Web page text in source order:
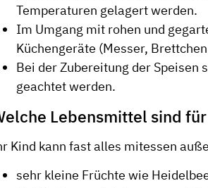
Temperaturen gelagert werden.
Im Umgang mit rohen und
Küchengeräte (Messer,
Bei der Zubereitung der Speisen
geachtet werden.
Lebensmittel sind
Kind kann fast alles mitessen
sehr kleine Früchte wie